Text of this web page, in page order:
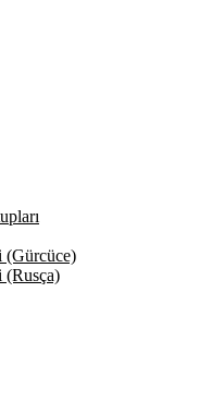
(Gürcüce)
(Rusça)